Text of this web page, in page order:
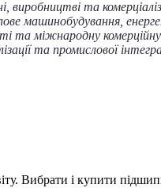
та
машинобудування,
та міжнародну
та промислової
Вибрати і купити